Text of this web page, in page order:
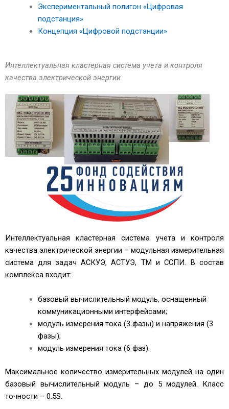
Экспериментальный полигон «Цифровая
подстанция»
Концепция «Цифровой подстанции»
Интеллектуальная кластерная система учета и контроля
качества электрической энергии
Интеллектуальная кластерная система учета и контроля
качества электрической энергии – модульная измерительная
система для задач АСКУЭ, АСТУЭ, ТМ и ССПИ. В состав
комплекса входит:
базовый вычислительный модуль, оснащенный
коммуникационными интерфейсами;
модуль измерения тока (3 фазы) и напряжения (3
фазы);
модуль измерения тока (6 фаз).
Максимальное количество измерительных модулей на один
базовый вычислительный модуль – до 5 модулей. Класс
точности – 0.5S.